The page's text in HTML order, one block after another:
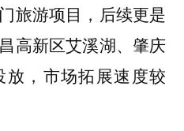
旅游项目，后续更是
高新区艾溪湖、肇庆
，市场拓展速度较